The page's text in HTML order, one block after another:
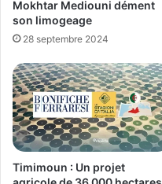
Mokhtar Mediouni dément
son limogeage
28 septembre 2024
Timimoun : Un projet